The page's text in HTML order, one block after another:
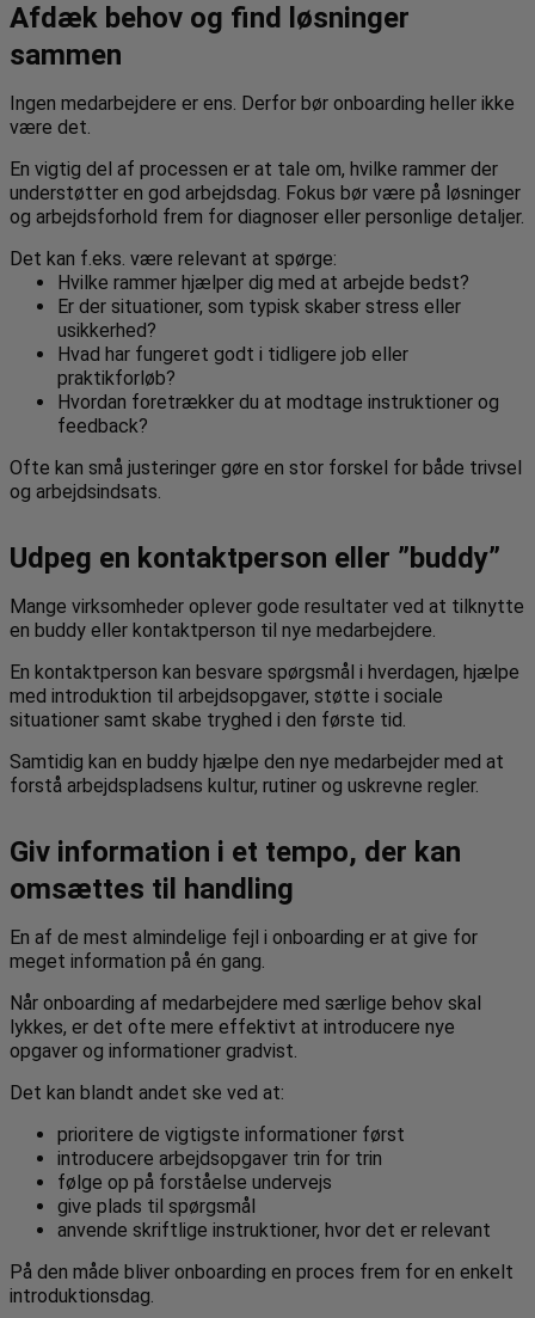
Afdæk behov og find løsninger
sammen
Ingen medarbejdere er ens. Derfor bør onboarding heller ikke
være det.
En vigtig del af processen er at tale om, hvilke rammer der
understøtter en god arbejdsdag. Fokus bør være på løsninger
og arbejdsforhold frem for diagnoser eller personlige detaljer.
Det kan f.eks. være relevant at spørge:
Hvilke rammer hjælper dig med at arbejde bedst?
Er der situationer, som typisk skaber stress eller
usikkerhed?
Hvad har fungeret godt i tidligere job eller
praktikforløb?
Hvordan foretrækker du at modtage instruktioner og
feedback?
Ofte kan små justeringer gøre en stor forskel for både trivsel
og arbejdsindsats.
Udpeg en kontaktperson eller ”buddy”
Mange virksomheder oplever gode resultater ved at tilknytte
en buddy eller kontaktperson til nye medarbejdere.
En kontaktperson kan besvare spørgsmål i hverdagen, hjælpe
med introduktion til arbejdsopgaver, støtte i sociale
situationer samt skabe tryghed i den første tid.
Samtidig kan en buddy hjælpe den nye medarbejder med at
forstå arbejdspladsens kultur, rutiner og uskrevne regler.
Giv information i et tempo, der kan
omsættes til handling
En af de mest almindelige fejl i onboarding er at give for
meget information på én gang.
Når onboarding af medarbejdere med særlige behov skal
lykkes, er det ofte mere effektivt at introducere nye
opgaver og informationer gradvist.
Det kan blandt andet ske ved at:
prioritere de vigtigste informationer først
introducere arbejdsopgaver trin for trin
følge op på forståelse undervejs
give plads til spørgsmål
anvende skriftlige instruktioner, hvor det er relevant
På den måde bliver onboarding en proces frem for en enkelt
introduktionsdag.